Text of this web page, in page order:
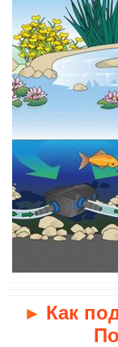
► Как